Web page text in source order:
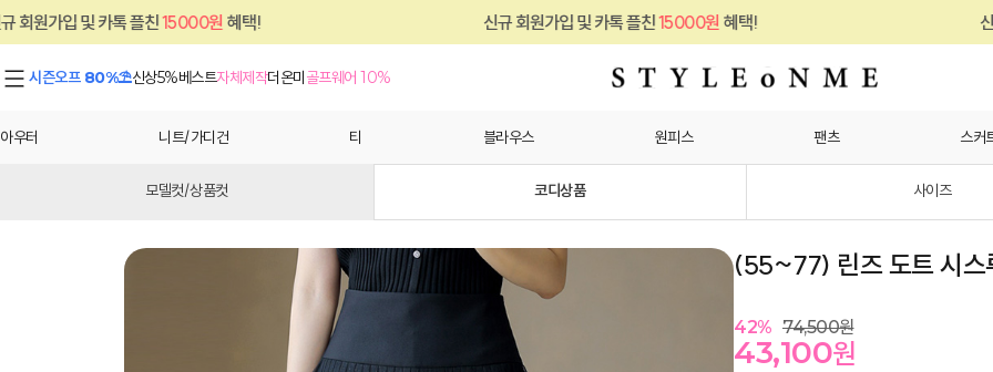
플친15000원혜택! 신규 회원가입 및 카톡 플친15000원혜택! 신규 회원가입 및
시즌오프 80%⛱신상5%베스트자체제작더온미골프웨어 10%
아우터 니트/가디건 티 블라우스 원피스 팬츠 스커
모델컷/상품컷 코디상품 사이즈
(55~77) 린즈 도트 시스
42% 74,500원
43,100원